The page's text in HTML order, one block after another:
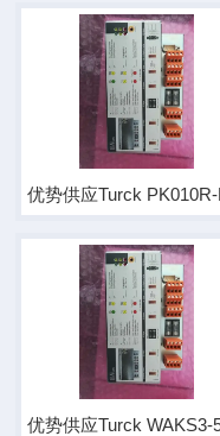
优势供应Turck
优势供应Turck WAKS3-